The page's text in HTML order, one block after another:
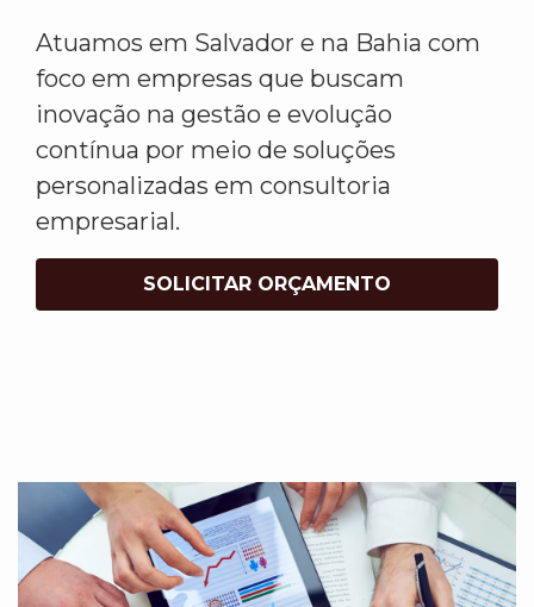
Atuamos em Salvador e na Bahia com
foco em empresas que buscam
inovação na gestão e evolução
contínua por meio de soluções
personalizadas em consultoria
empresarial.
SOLICITAR ORÇAMENTO